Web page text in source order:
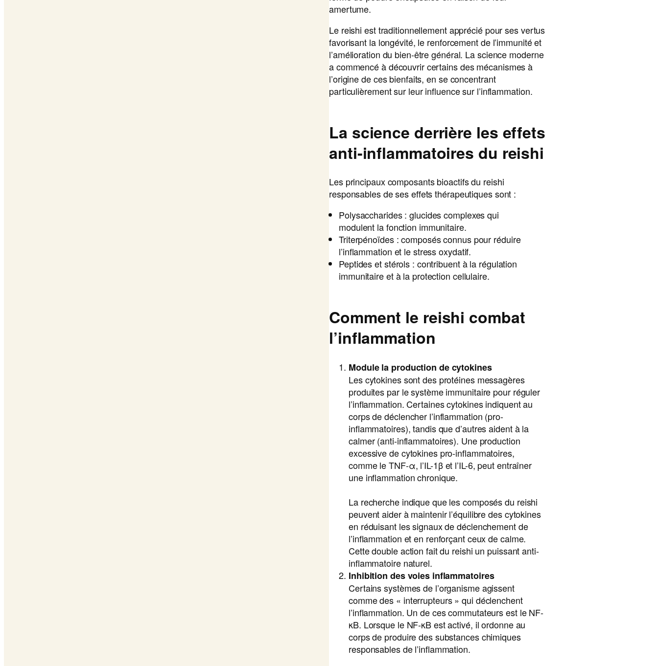
amertume.
Le reishi est traditionnellement apprécié pour ses vertus
favorisant la longévité, le renforcement de l’immunité et
l’amélioration du bien-être général. La science moderne
a commencé à découvrir certains des mécanismes à
l’origine de ces bienfaits, en se concentrant
particulièrement sur leur influence sur l’inflammation.
La science derrière les effets
anti-inflammatoires du reishi
Les principaux composants bioactifs du reishi
responsables de ses effets thérapeutiques sont :
Polysaccharides : glucides complexes qui
modulent la fonction immunitaire.
Triterpénoïdes : composés connus pour réduire
l’inflammation et le stress oxydatif.
Peptides et stérols : contribuent à la régulation
immunitaire et à la protection cellulaire.
Comment le reishi combat
l’inflammation
Module la production de cytokines
Les cytokines sont des protéines messagères
produites par le système immunitaire pour réguler
l’inflammation. Certaines cytokines indiquent au
corps de déclencher l’inflammation (pro-
inflammatoires), tandis que d’autres aident à la
calmer (anti-inflammatoires). Une production
excessive de cytokines pro-inflammatoires,
comme le TNF-α, l’IL-1β et l’IL-6, peut entraîner
une inflammation chronique.
La recherche indique que les composés du reishi
peuvent aider à maintenir l’équilibre des cytokines
en réduisant les signaux de déclenchement de
l’inflammation et en renforçant ceux de calme.
Cette double action fait du reishi un puissant anti-
inflammatoire naturel.
Inhibition des voies inflammatoires
Certains systèmes de l’organisme agissent
comme des « interrupteurs » qui déclenchent
l’inflammation. Un de ces commutateurs est le NF-
κB. Lorsque le NF-κB est activé, il ordonne au
corps de produire des substances chimiques
responsables de l’inflammation.